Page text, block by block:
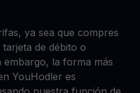
ya sea que compres
de débito o
la forma más
YouHodler es